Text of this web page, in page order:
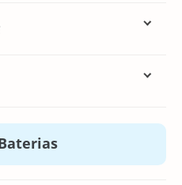
instalação de painéis
à radiação solar que
é conduzida para o
corrente alternada
do ambiente, logo, ao